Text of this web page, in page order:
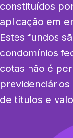
constituídos
aplicação em
Estes fundos
condomínios
cotas não é
de títulos e